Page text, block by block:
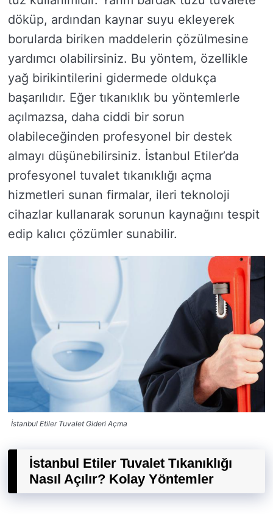
döküp, ardından kaynar suyu ekleyerek
borularda biriken maddelerin çözülmesine
yardımcı olabilirsiniz. Bu yöntem, özellikle
yağ birikintilerini gidermede oldukça
başarılıdır. Eğer tıkanıklık bu yöntemlerle
açılmazsa, daha ciddi bir sorun
olabileceğinden profesyonel bir destek
almayı düşünebilirsiniz. İstanbul Etiler’da
profesyonel tuvalet tıkanıklığı açma
hizmetleri sunan firmalar, ileri teknoloji
cihazlar kullanarak sorunun kaynağını tespit
edip kalıcı çözümler sunabilir.
İstanbul Etiler Tuvalet Gideri Açma
İstanbul Etiler Tuvalet Tıkanıklığı
Nasıl Açılır? Kolay Yöntemler